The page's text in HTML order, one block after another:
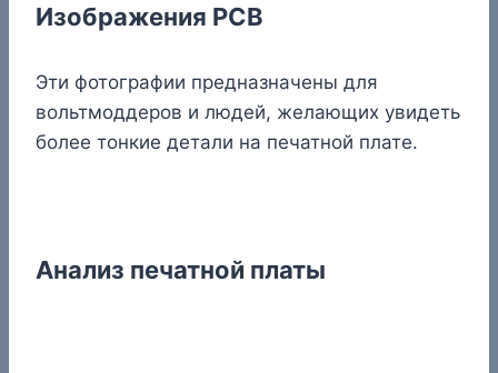
Изображения PCB
Эти фотографии предназначены для
вольтмоддеров и людей, желающих увидеть
более тонкие детали на печатной плате.
Анализ печатной платы